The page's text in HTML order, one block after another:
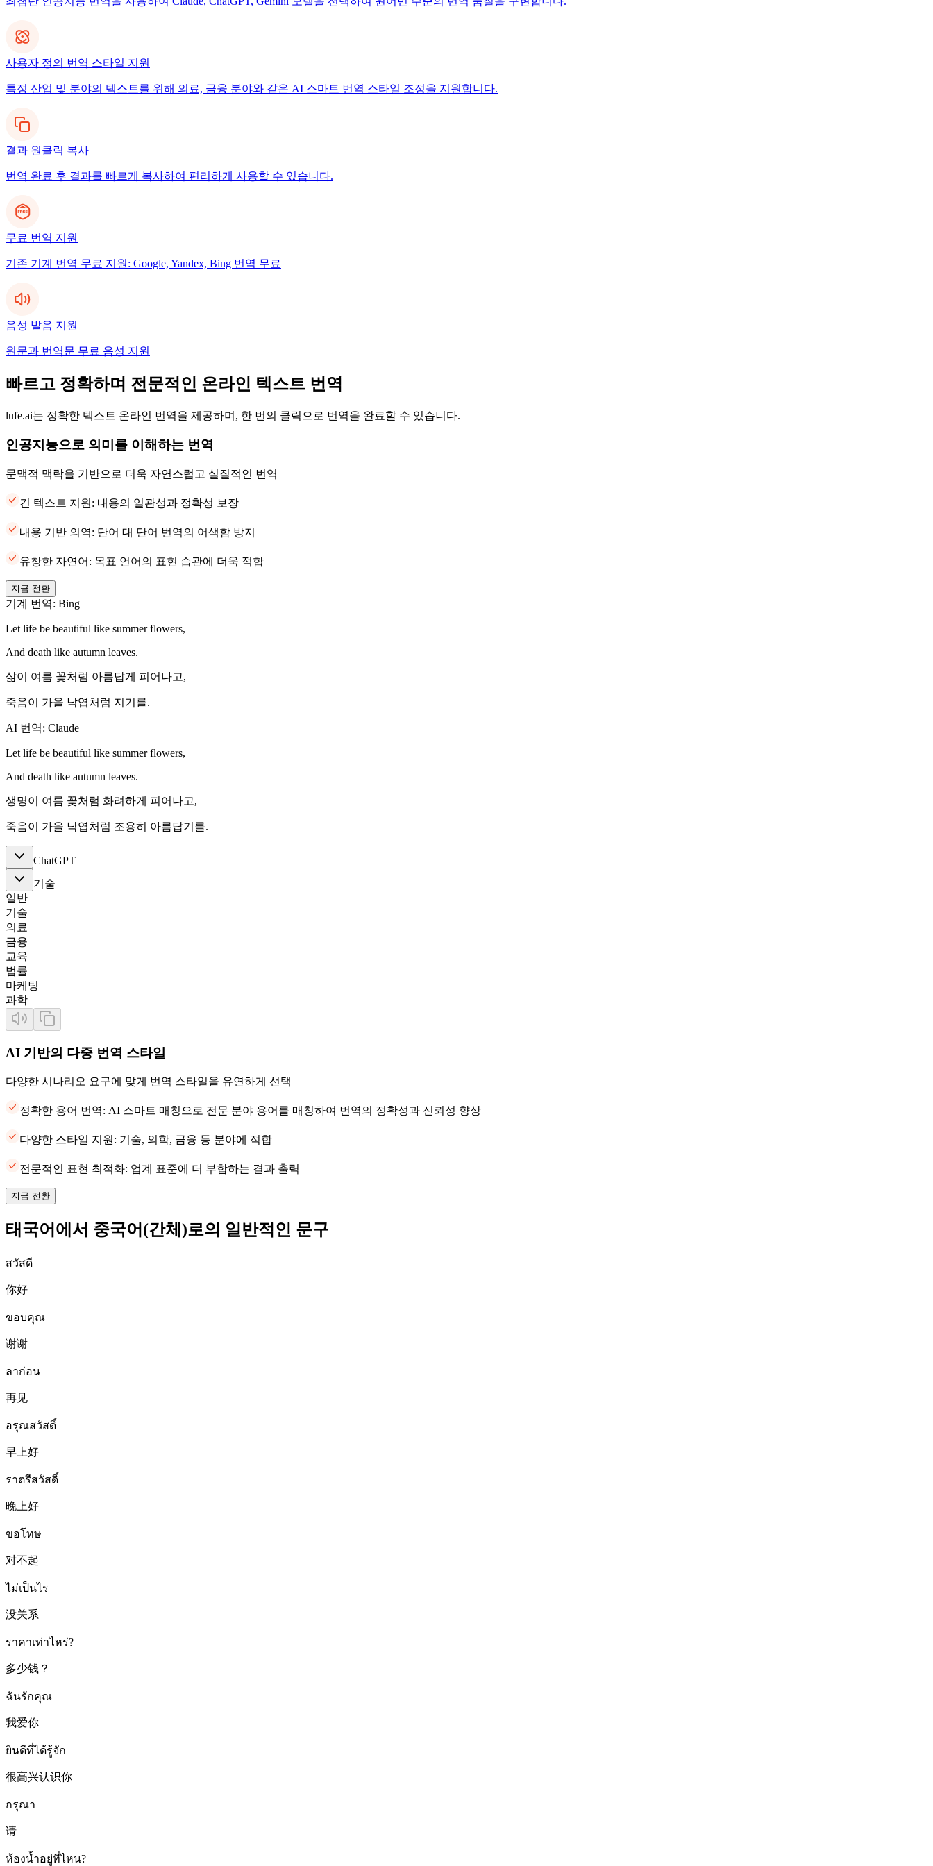
사용자 정의 번역 스타일 지원
특정 산업 및 분야의 텍스트를 위해 의료, 금융 분야와 같은 AI 스마트 번역 스타일 조정을 지원합니다.
결과 원클릭 복사
번역 완료 후 결과를 빠르게 복사하여 편리하게 사용할 수 있습니다.
무료 번역 지원
기존 기계 번역 무료 지원: Google, Yandex, Bing 번역 무료
음성 발음 지원
원문과 번역문 무료 음성 지원
빠르고 정확하며 전문적인 온라인 텍스트 번역
lufe.ai는 정확한 텍스트 온라인 번역을 제공하며, 한 번의 클릭으로 번역을 완료할 수 있습니다.
인공지능으로 의미를 이해하는 번역
문맥적 맥락을 기반으로 더욱 자연스럽고 실질적인 번역
긴 텍스트 지원: 내용의 일관성과 정확성 보장
내용 기반 의역: 단어 대 단어 번역의 어색함 방지
유창한 자연어: 목표 언어의 표현 습관에 더욱 적합
지금 전환
기계 번역: Bing
Let life be beautiful like summer flowers,
And death like autumn leaves.
삶이 여름 꽃처럼 아름답게 피어나고,
죽음이 가을 낙엽처럼 지기를.
AI 번역: Claude
Let life be beautiful like summer flowers,
And death like autumn leaves.
생명이 여름 꽃처럼 화려하게 피어나고,
죽음이 가을 낙엽처럼 조용히 아름답기를.
ChatGPT
기술
일반
기술
의료
금융
교육
법률
마케팅
과학
AI 기반의 다중 번역 스타일
다양한 시나리오 요구에 맞게 번역 스타일을 유연하게 선택
정확한 용어 번역: AI 스마트 매칭으로 전문 분야 용어를 매칭하여 번역의 정확성과 신뢰성 향상
다양한 스타일 지원: 기술, 의학, 금융 등 분야에 적합
전문적인 표현 최적화: 업계 표준에 더 부합하는 결과 출력
지금 전환
태국어에서 중국어(간체)로의 일반적인 문구
สวัสดี
你好
ขอบคุณ
谢谢
ลาก่อน
再见
อรุณสวัสดิ์
早上好
ราตรีสวัสดิ์
晚上好
ขอโทษ
对不起
ไม่เป็นไร
没关系
ราคาเท่าไหร่?
多少钱？
ฉันรักคุณ
我爱你
ยินดีที่ได้รู้จัก
很高兴认识你
กรุณา
请
ห้องน้ำอยู่ที่ไหน?